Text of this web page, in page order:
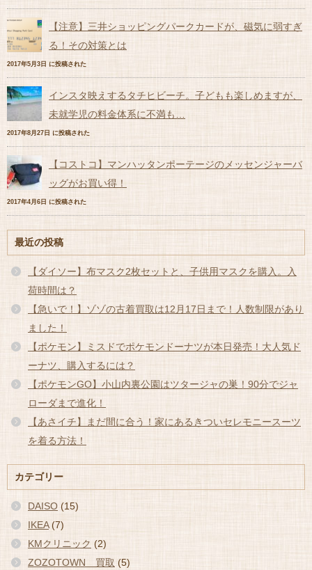
【注意】三井ショッピングパークカードが、磁気に弱すぎ
る！その対策とは
2017年5月3日 に投稿された
インスタ映えするタチヒビーチ。子どもも楽しめますが、
未就学児の料金体系に不満も…
2017年8月27日 に投稿された
【コストコ】マンハッタンポーテージのメッセンジャーバ
ッグがお買い得！
2017年4月6日 に投稿された
最近の投稿
【ダイソー】布マスク2枚セットと、子供用マスクを購入。入
荷時間は？
【急いで！】ゾゾの古着買取は12月17日まで！人数制限があり
ました！
【ポケモン】ミスドでポケモンドーナツが本日発売！大人気ド
ーナツ、購入するには？
【ポケモンGO】小山内裏公園はツタージャの巣！90分でジャ
ローダまで進化！
【あさイチ】まだ間に合う！家にあるきついセレモニースーツ
を着る方法！
カテゴリー
DAISO (15)
IKEA(7)
KMクリニック (2)
ZOZOTOWN 買取 (5)